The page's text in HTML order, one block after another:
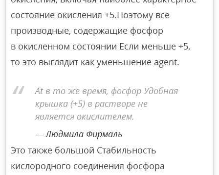
состояние окисления +5.Поэтому все
производные, содержащие фосфор
в окисленном состоянии Если меньше +5,
то это выглядит как уменьшение agent.
At в то же время, фосфор Удобная
крышка (+5) в растворе не
является окислителем.
Людмила Фирмаль
Это также большой Стабильность
кислородного соединения фосфора